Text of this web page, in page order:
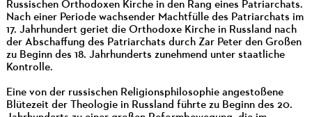
Russischen Orthodoxen Kirche in den Rang eines Patriarchats.
Nach einer Periode wachsender Machtfülle des Patriarchats im
17. Jahrhundert geriet die Orthodoxe Kirche in Russland nach
der Abschaffung des Patriarchats durch Zar Peter den Großen
zu Beginn des 18. Jahrhunderts zunehmend unter staatliche
Kontrolle.
Eine von der russischen Religionsphilosophie angestoßene
Blütezeit der Theologie in Russland führte zu Beginn des 20.